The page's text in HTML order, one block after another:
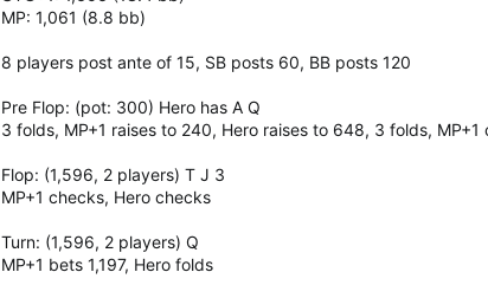
MP: 1,061 (8.8 bb)
8 players post ante of 15, SB posts 60, BB posts 120
Pre Flop: (pot: 300) Hero has A Q
3 folds, MP+1 raises to 240, Hero raises to 648, 3 folds, MP+1
Flop: (1,596, 2 players) T J 3
MP+1 checks, Hero checks
Turn: (1,596, 2 players) Q
MP+1 bets 1,197, Hero folds